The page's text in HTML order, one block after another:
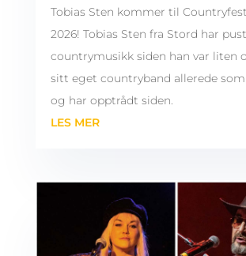
Tobias Sten kommer til
2026! Tobias Sten fra Stord har
countrymusikk siden han var liten
sitt eget countryband allerede som
og har opptrådt siden.
LES MER